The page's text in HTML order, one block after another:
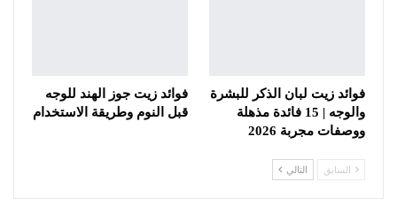
فوائد زيت لبان الذكر للبشرة
والوجه | 15 فائدة مذهلة
ووصفات مجربة 2026
فوائد زيت جوز الهند للوجه
قبل النوم وطريقة الاستخدام
السابق التالي